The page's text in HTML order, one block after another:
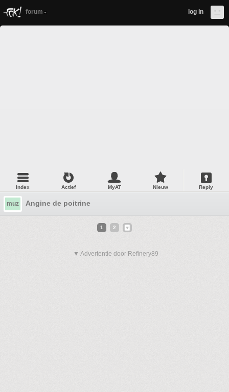
forum log in
Index Actief MyAT Nieuw Reply
muz Angine de poitrine
1 2
▼ Advertentie door Refinery89